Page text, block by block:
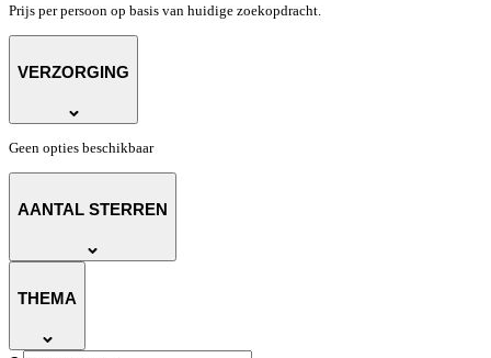
Prijs per persoon op basis van huidige zoekopdracht.
VERZORGING
Geen opties beschikbaar
AANTAL STERREN
THEMA